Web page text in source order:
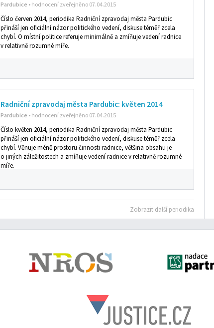
Pardubice • hodnocení zveřejněno 07.04.2015
Číslo červen 2014, periodika Radniční zpravodaj města Pardubic
přináší jen oficiální názor politického vedení, diskuse téměř zcela
chybí. O místní politice referuje minimálně a zmíňuje vedení radnice
v relativně rozumné míře.
Radniční zpravodaj města Pardubic: květen 2014
Pardubice • hodnocení zveřejněno 07.04.2015
Číslo květen 2014, periodika Radniční zpravodaj města Pardubic
přináší jen oficiální názor politického vedení, diskuse téměř zcela
chybí. Věnuje méně prostoru činnosti radnice, většina obsahu je
o jiných záležitostech a zmíňuje vedení radnice v relativně rozumné
míře.
Zobrazit další periodika